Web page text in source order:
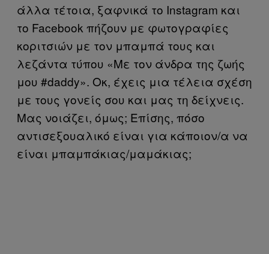
άλλα τέτοια, ξαφνικά το Instagram και
το Facebook πήζουν με φωτογραφίες
κοριτσιών με τον μπαμπά τους και
λεζάντα τύπου «Με τον άνδρα της ζωής
μου #daddy». Οκ, έχεις μια τέλεια σχέση
με τους γονείς σου και μας τη δείχνεις.
Μας νοιάζει, όμως; Επίσης, πόσο
αντισεξουαλικό είναι για κάποιον/α να
είναι μπαμπάκιας/μαμάκιας;